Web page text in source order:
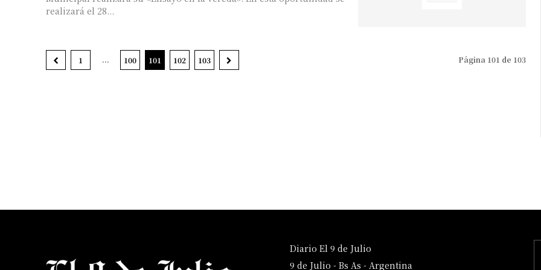
realizará el 28...
1 ... 100 101 102 103 Página 101 de 103
Diario El 9 de Julio
9 de Julio - Bs As - Argentina